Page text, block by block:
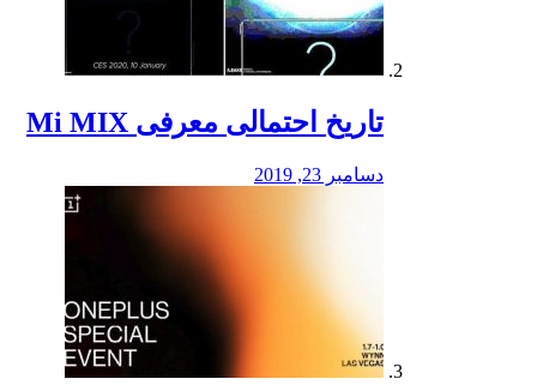
تاریخ احتمالی معرفی Mi MIX
دسامبر 23, 2019